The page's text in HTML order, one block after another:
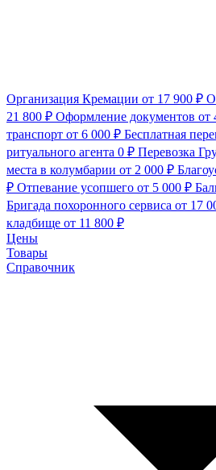
Организация Кремации от 17 900 ₽
21 800 ₽ Оформление документов от
транспорт от 6 000 ₽ Бесплатная
ритуального агента 0 ₽ Перевозка
места в колумбарии от 2 000 ₽
₽ Отпевание усопшего от 5 000 ₽
Бригада похоронного сервиса от 17
кладбище от 11 800 ₽
Цены
Товары
Справочник